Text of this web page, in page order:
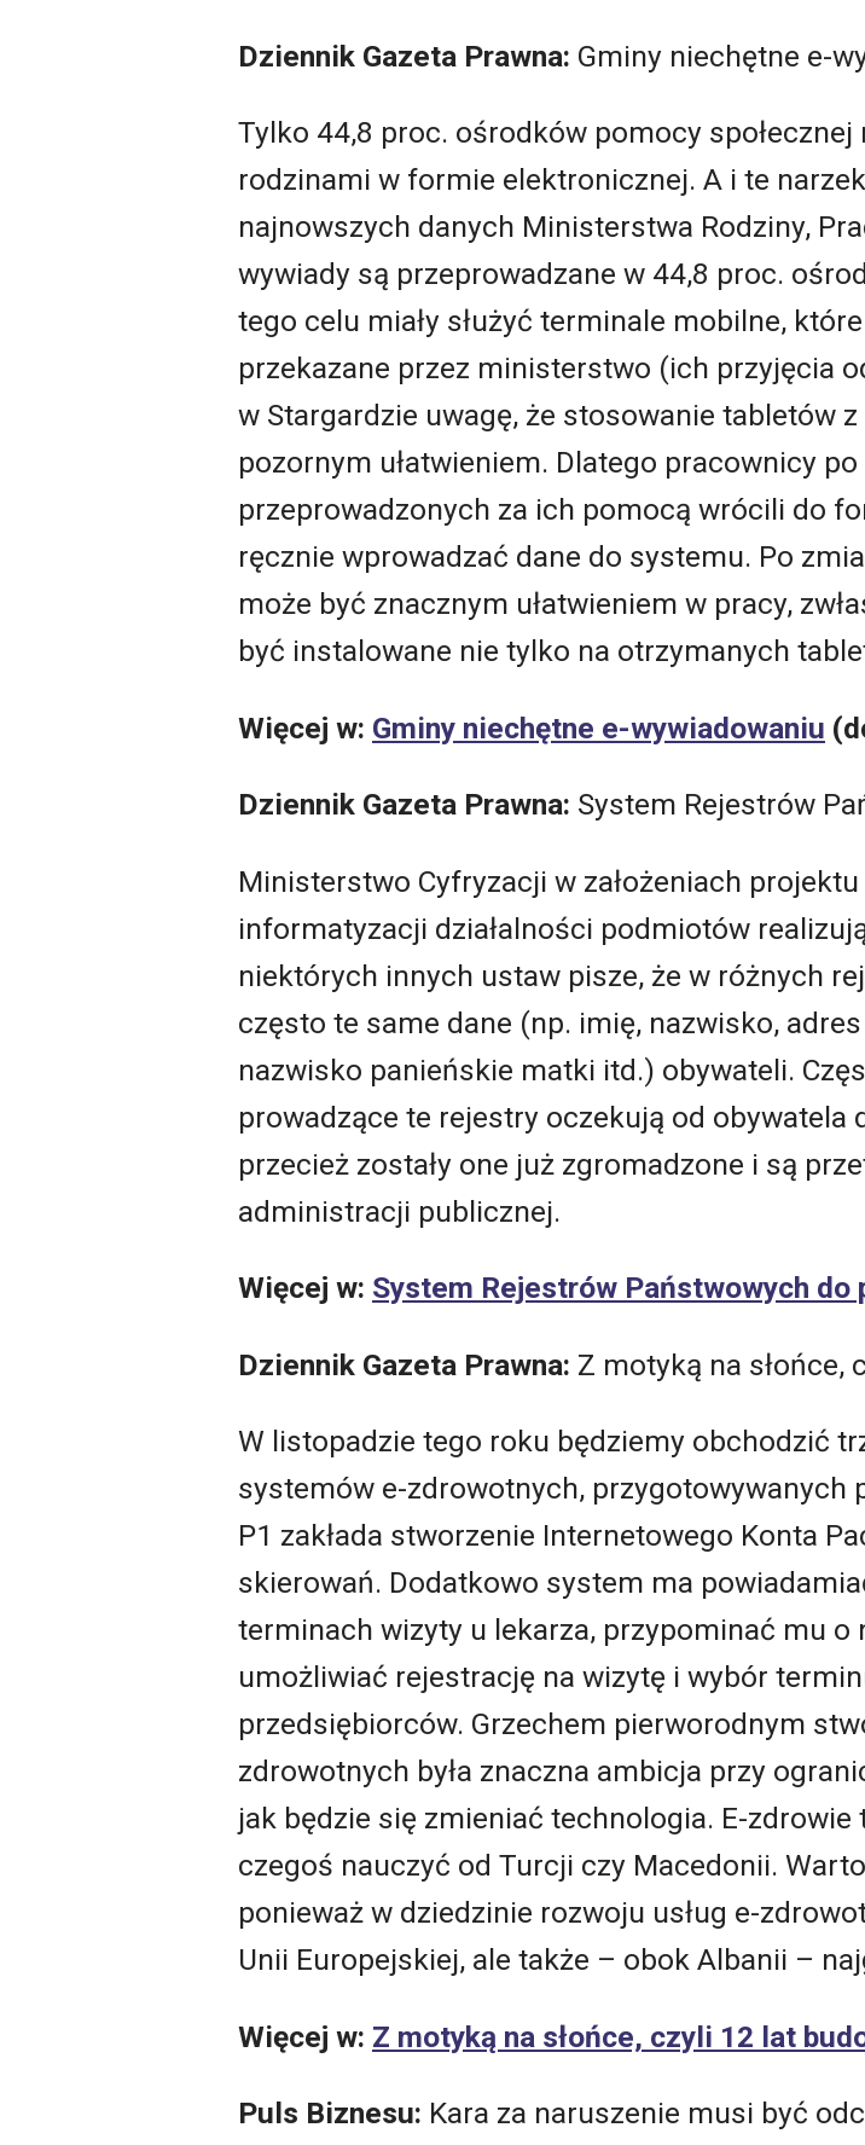
Dziennik Gazeta Prawna: Gminy niechętne e-
Tylko 44,8 proc. ośrodków pomocy
rodzinami w formie elektronicznej. A i te
najnowszych danych Ministerstwa Rodziny,
wywiady są przeprowadzane w 44,8 proc.
tego celu miały służyć terminale mobilne,
przekazane przez ministerstwo (ich przyjęcia
w Stargardzie uwagę, że stosowanie tabletów
pozornym ułatwieniem. Dlatego pracownicy
przeprowadzonych za ich pomocą wrócili do
ręcznie wprowadzać dane do systemu. Po
może być znacznym ułatwieniem w pracy,
być instalowane nie tylko na otrzymanych
Więcej w: Gminy niechętne e-wywiadowaniu
Dziennik Gazeta Prawna: System Rejestrów
Ministerstwo Cyfryzacji w założeniach
informatyzacji działalności podmiotów
niektórych innych ustaw pisze, że w różnych
często te same dane (np. imię, nazwisko,
nazwisko panieńskie matki itd.) obywateli.
prowadzące te rejestry oczekują od
przecież zostały one już zgromadzone i są
administracji publicznej.
Więcej w: System Rejestrów Państwowych do
Dziennik Gazeta Prawna: Z motyką na słońce,
W listopadzie tego roku będziemy obchodzić
systemów e-zdrowotnych, przygotowywanych
P1 zakłada stworzenie Internetowego Konta
skierowań. Dodatkowo system ma
terminach wizyty u lekarza, przypominać mu o
umożliwiać rejestrację na wizytę i wybór
przedsiębiorców. Grzechem pierworodnym
zdrowotnych była znaczna ambicja przy
jak będzie się zmieniać technologia. E-
czegoś nauczyć od Turcji czy Macedonii.
ponieważ w dziedzinie rozwoju usług e-
Unii Europejskiej, ale także – obok Albanii –
Więcej w: Z motyką na słońce, czyli 12 lat
Puls Biznesu: Kara za naruszenie musi być